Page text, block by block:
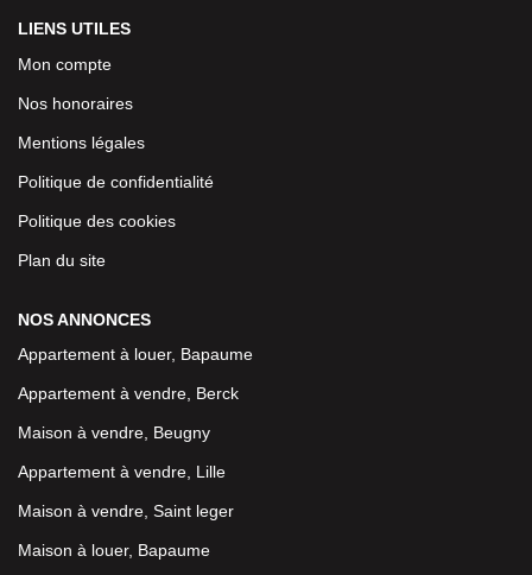
LIENS UTILES
Mon compte
Nos honoraires
Mentions légales
Politique de confidentialité
Politique des cookies
Plan du site
NOS ANNONCES
Appartement à louer, Bapaume
Appartement à vendre, Berck
Maison à vendre, Beugny
Appartement à vendre, Lille
Maison à vendre, Saint leger
Maison à louer, Bapaume